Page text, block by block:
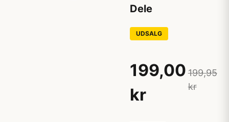
Dele
UDSALG
199,00
kr
199,95
kr